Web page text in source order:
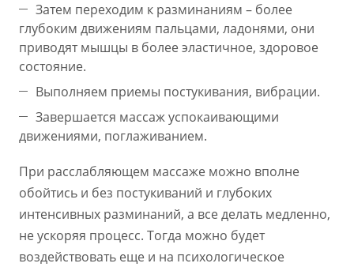
Затем переходим к разминаниям – более
глубоким движениям пальцами, ладонями, они
приводят мышцы в более эластичное, здоровое
состояние.
Выполняем приемы постукивания, вибрации.
Завершается массаж успокаивающими
движениями, поглаживанием.
При расслабляющем массаже можно вполне
обойтись и без постукиваний и глубоких
интенсивных разминаний, а все делать медленно,
не ускоряя процесс. Тогда можно будет
воздействовать еще и на психологическое